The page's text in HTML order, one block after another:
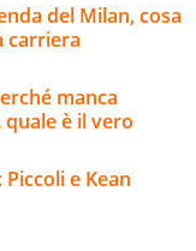
del Milan, cosa
carriera
manca
è il vero
e Kean